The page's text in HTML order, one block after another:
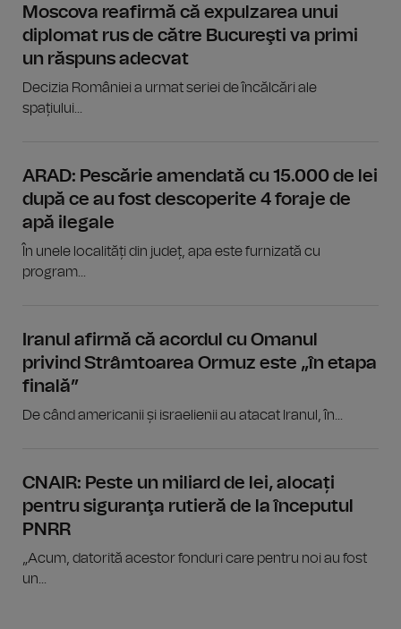
Moscova reafirmă că expulzarea unui
diplomat rus de către Bucureşti va primi
un răspuns adecvat
Decizia României a urmat seriei de încălcări ale
spațiului...
ARAD: Pescărie amendată cu 15.000 de lei
după ce au fost descoperite 4 foraje de
apă ilegale
În unele localități din județ, apa este furnizată cu
program...
Iranul afirmă că acordul cu Omanul
privind Strâmtoarea Ormuz este „în etapa
finală”
De când americanii și israelienii au atacat Iranul, în...
CNAIR: Peste un miliard de lei, alocați
pentru siguranţa rutieră de la începutul
PNRR
„Acum, datorită acestor fonduri care pentru noi au fost
un...